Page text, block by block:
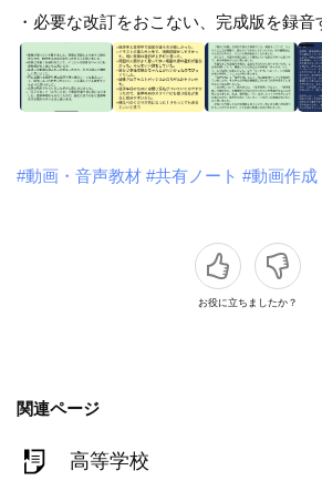
・必要な改訂をおこない、完成版を録音
#動画・音声教材 #共有ノート #動画作成
お役に立ちましたか？
関連ページ
高等学校